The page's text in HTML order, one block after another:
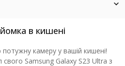
в кишені
камеру у вашій кишені!
свого Samsung Galaxy S23 Ultra з